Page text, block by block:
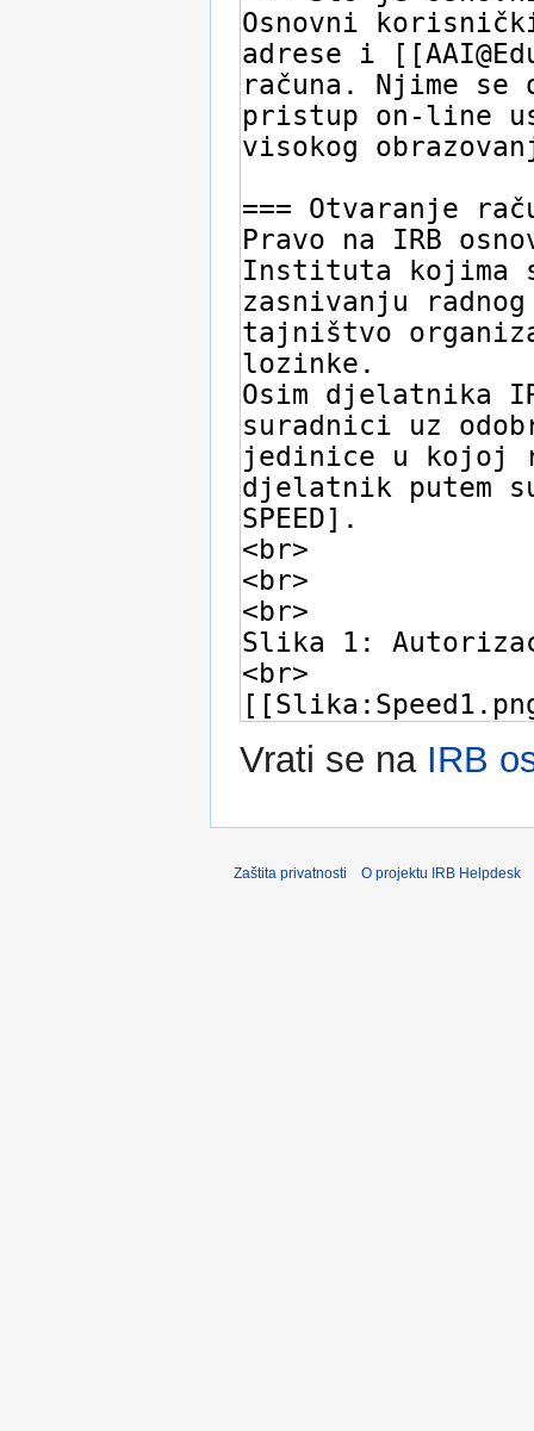
Vrati se na IRB
Zaštita privatnosti O projektu IRB Helpdesk